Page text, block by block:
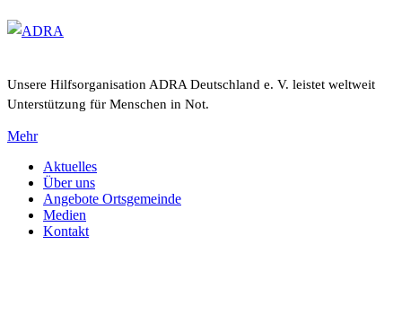
Unsere Hilfsorganisation ADRA Deutschland e. V. leistet weltweit
Unterstützung für Menschen in Not.
Mehr
Aktuelles
Über uns
Angebote Ortsgemeinde
Medien
Kontakt